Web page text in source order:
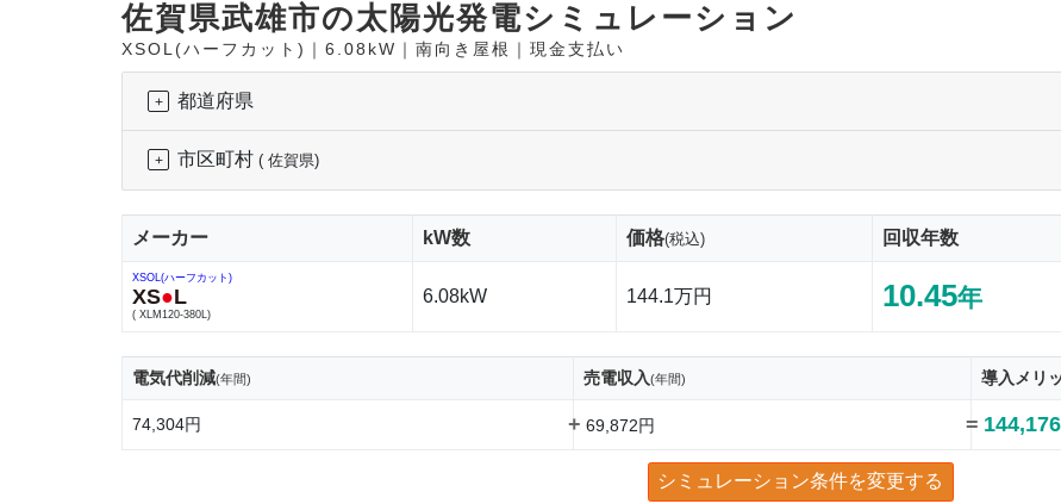
佐賀県武雄市の太陽光発電シミュレーション
XSOL(ハーフカット)｜6.08kW｜南向き屋根｜現金支払い
都道府県
市区町村 ( 佐賀県)
メーカー kW数 価格(税込) 回収年数
XSOL(ハーフカット)
XS●L
( XLM120-380L)
6.08kW 144.1万円 10.45年
電気代削減(年間) 売電収入(年間) 導入メリ
74,304円 + 69,872円 =
シミュレーション条件を変更する